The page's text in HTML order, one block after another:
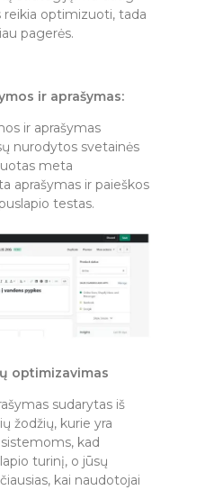
reikia optimizuoti, tada
pagerės.
ir aprašymas:
ir aprašymas
nurodytos svetainės
meta
aprašymas ir paieškos
testas.
optimizavimas
sudarytas iš
žodžių, kurie yra
kad
turinį, o jūsų
kai naudotojai